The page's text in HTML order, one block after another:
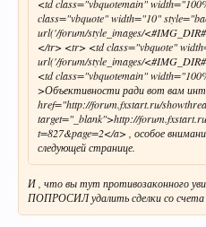
<td class="vbquotemain"
class="vbquote" width="10"
url('/forum/style_images/
</tr> <tr> <td class="vbquote"
url('/forum/style_images/
<td class="vbquotemain"
>Объективности ради вот вам
href="http://forum.fxstart.ru/
target="_blank">http://
t=827&page=2</a> , особое
следующей странице.
И , что вы тут противозаконного
ПОПРОСИЛ удалить сделки со счета